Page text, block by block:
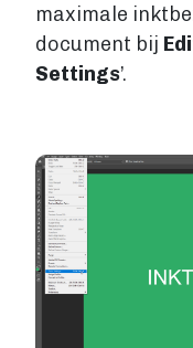
maximale
document bij
Settings’.
Image